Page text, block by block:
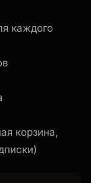
каждого
корзина,